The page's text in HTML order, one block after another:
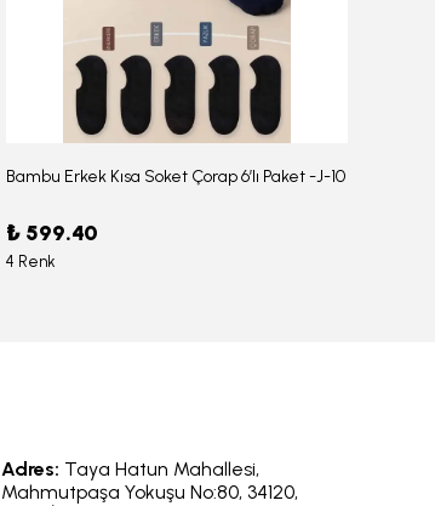
Bambu Erkek Kısa Soket Çorap 6’lı Paket -J-10
₺ 599.40
4 Renk
Adres: Taya Hatun Mahallesi,
Mahmutpaşa Yokuşu No:80, 34120,